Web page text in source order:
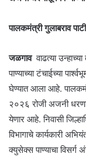
पालकमंत्री गुलाबराव
जळगाव वाढत्या
पाण्याच्या टंचाईच्या
घेण्यात आला आहे.
२०२६ रोजी अजनी
येणार आहे. निवासी
विभागाचे कार्यकारी
क्युसेक्स पाण्याचा विसर्ग